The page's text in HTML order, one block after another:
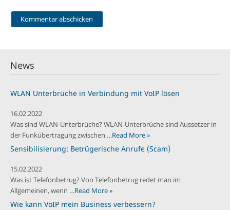
Kommentar abschicken
News
WLAN Unterbrüche in Verbindung mit VoIP lösen
16.02.2022
Was sind WLAN-Unterbrüche? WLAN-Unterbrüche sind Aussetzer in
der Funkübertragung zwischen …Read More »
Sensibilisierung: Betrügerische Anrufe (Scam)
15.02.2022
Was ist Telefonbetrug? Von Telefonbetrug redet man im
Allgemeinen, wenn …Read More »
Wie kann VoIP mein Business verbessern?